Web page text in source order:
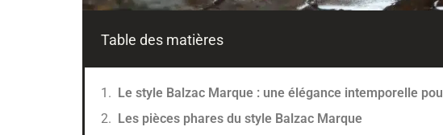
Table des matières
Le style Balzac Marque : une élégance intemporelle
Les pièces phares du style Balzac Marque